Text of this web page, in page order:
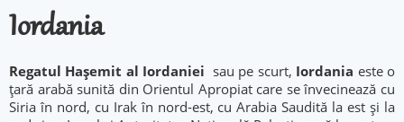
Iordania
Regatul Hașemit al Iordaniei sau pe scurt, Iordania este o
țară arabă sunită din Orientul Apropiat care se învecinează cu
Siria în nord, cu Irak în nord-est, cu Arabia Saudită la est și la